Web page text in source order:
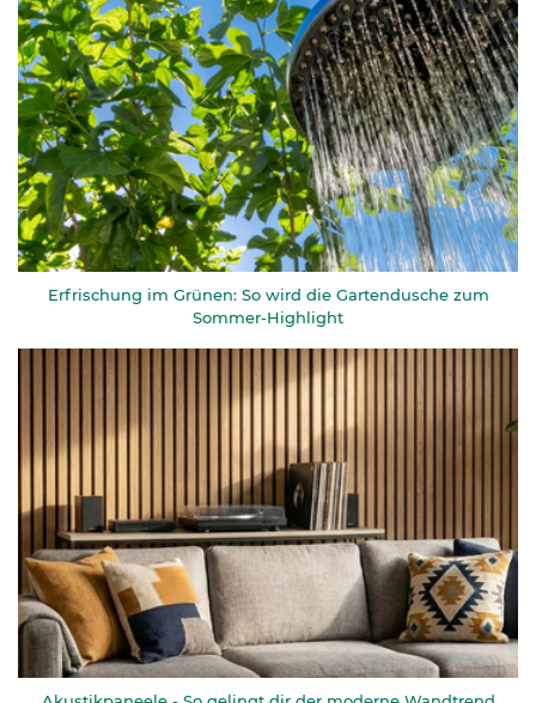
Erfrischung im Grünen: So wird die Gartendusche zum
Sommer-Highlight